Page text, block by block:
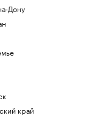
Дону
край